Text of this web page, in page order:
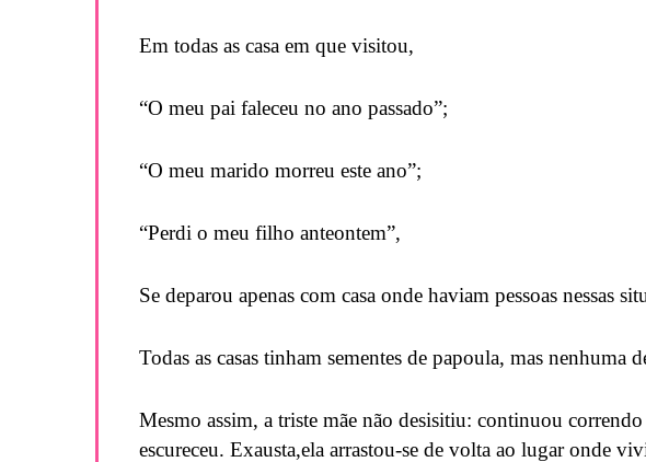
Em todas as casa em que visitou,
“O meu pai faleceu no ano passado”;
“O meu marido morreu este ano”;
“Perdi o meu filho anteontem”,
Se deparou apenas com casa onde haviam pessoas nessas
Todas as casas tinham sementes de papoula, mas nenhuma
Mesmo assim, a triste mãe não desisitiu: continuou
escureceu. Exausta,ela arrastou-se de volta ao lugar onde